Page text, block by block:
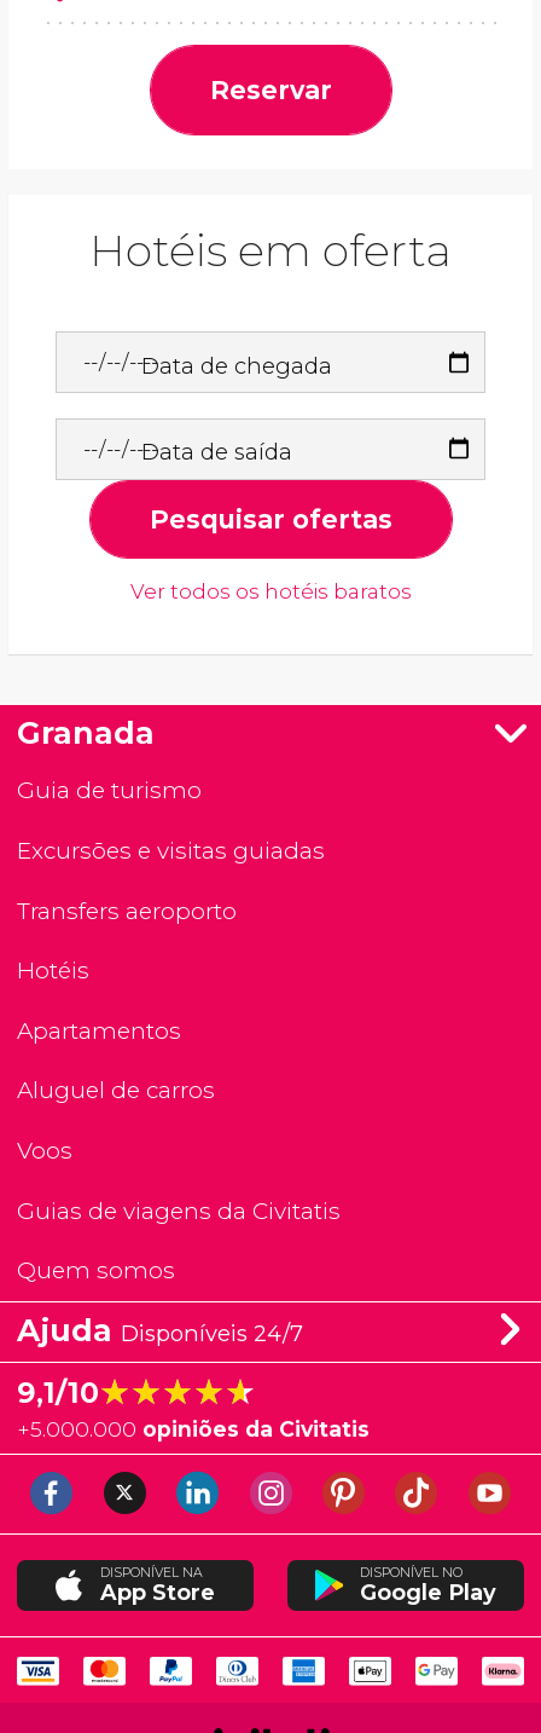
Reservar
Hotéis em oferta
Data de chegada
Data de saída
Pesquisar ofertas
Ver todos os hotéis baratos
Granada
Guia de turismo
Excursões e visitas guiadas
Transfers aeroporto
Hotéis
Apartamentos
Aluguel de carros
Voos
Guias de viagens da Civitatis
Quem somos
Ajuda Disponíveis 24/7
9,1/10★★★★★
★★★★★
+5.000.000 opiniões da Civitatis
DISPONÍVEL NA
App Store
DISPONÍVEL NO
Google Play